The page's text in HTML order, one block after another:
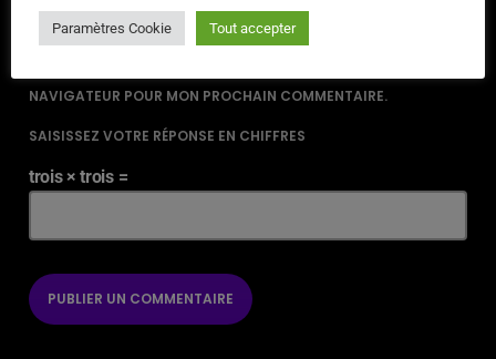
NAVIGATEUR POUR MON PROCHAIN COMMENTAIRE.
SAISISSEZ VOTRE RÉPONSE EN CHIFFRES
trois × trois =
Paramètres Cookie Tout accepter